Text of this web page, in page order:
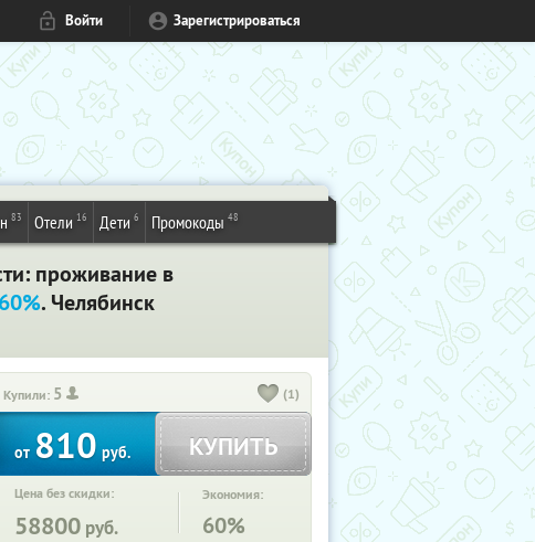
Войти Зарегистрироваться
83 Отели 16 Дети 6 Промокоды 48
проживание в
. Челябинск
Купили: 5 (1)
от810руб. КУПИТЬ
Цена без скидки:
58800 руб.
Экономия:
60%